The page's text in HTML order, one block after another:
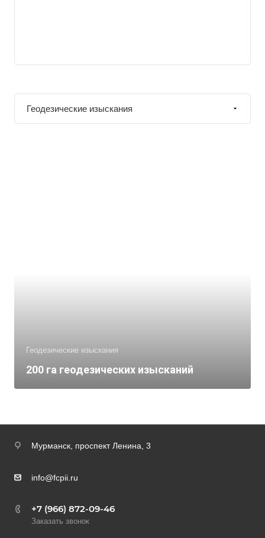
Геодезические изыскания
Геодезические изыскания
200 га геодезических изысканий
Мурманск, проспект Ленина, 3
info@fcpii.ru
+7 (966) 872-09-46
Заказать звонок